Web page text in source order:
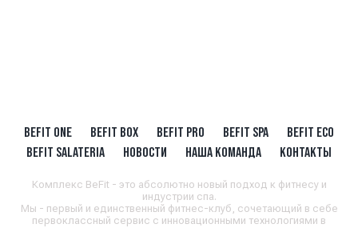
BEFIT ONE BEFIT BOX BEFIT PRO BEFIT SPA
BEFIT ECO
BEFIT SALATERIA
НОВОСТИ НАША КОМАНДА КОНТАКТЫ
Комплекс BeFit - это абсолютно новый подход к фитнесу и
индустрии спа.
Мы - первый и единственный фитнес-клуб, сочетающий в себе
первоклассный сервис с инновационными технологиями в